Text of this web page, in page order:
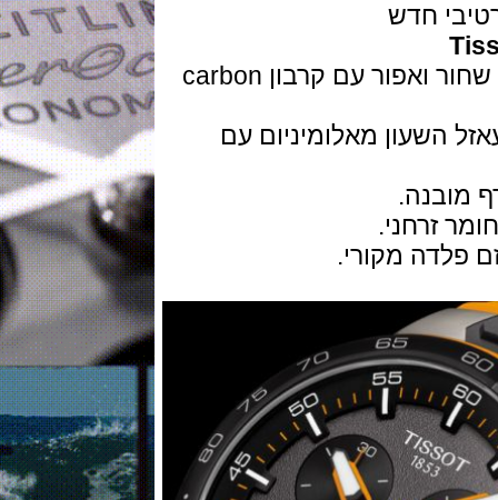
חדש
השעון בפלדת אל חלד עם ציפוי PVD שחור ואפור עם קרבון carbon
100 מטר,בעאזל השעון מאלומיניום עם
זרחני.
מקורי.